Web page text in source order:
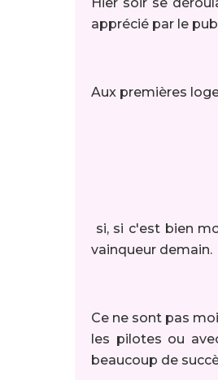
apprécié par le
Aux premières
si, si c'est bien
vainqueur demain.
Ce ne sont pas
les pilotes ou
beaucoup de